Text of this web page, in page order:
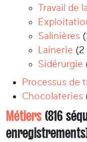
Travail de
Salinières
Lainerie (2
Sidérurgie
Processus de
Chocolateries
Métiers (816